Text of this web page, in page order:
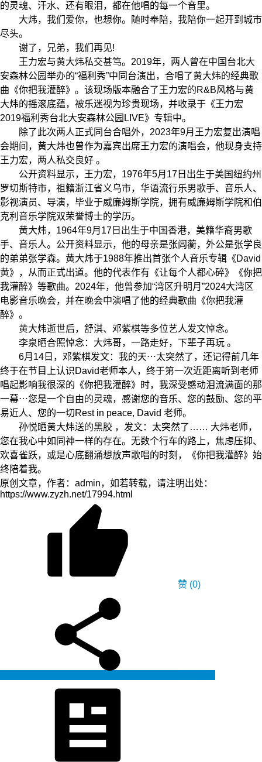
的灵魂、汗水、还有眼泪，都在他唱的每一个音里。
大炜，我们爱你，也想你。随时奉陪，我陪你一起开到城市
尽头。
谢了，兄弟，我们再见!
王力宏与黄大炜私交甚笃。2019年，两人曾在中国台北大
安森林公园举办的“福利秀”中同台演出，合唱了黄大炜的经典歌
曲《你把我灌醉》。该现场版本融合了王力宏的R&B风格与黄
大炜的摇滚底蕴，被乐迷视为珍贵现场，并收录于《王力宏
2019福利秀台北大安森林公园LIVE》专辑中。
除了此次两人正式同台合唱外，2023年9月王力宏复出演唱
会期间，黄大炜也曾作为嘉宾出席王力宏的演唱会，他现身支持
王力宏，两人私交良好 。
公开资料显示，王力宏，1976年5月17日出生于美国纽约州
罗切斯特市，祖籍浙江省义乌市，华语流行乐男歌手、音乐人、
影视演员、导演，毕业于威廉姆斯学院，拥有威廉姆斯学院和伯
克利音乐学院双荣誉博士的学历。
黄大炜，1964年9月17日出生于中国香港，美籍华裔男歌
手、音乐人。公开资料显示，他的母亲是张闾蘅，外公是张学良
的弟弟张学森。黄大炜于1988年推出首张个人音乐专辑《David
黄》，从而正式出道。他的代表作有《让每个人都心碎》《你把
我灌醉》等歌曲。2024年，他曾参加“湾区升明月”2024大湾区
电影音乐晚会，并在晚会中演唱了他的经典歌曲《你把我灌
醉》。
黄大炜逝世后，舒淇、邓紫棋等多位艺人发文悼念。
李泉晒合照悼念：大炜哥，一路走好，下辈子再玩 。
6月14日，邓紫棋发文：我的天⋯太突然了，还记得前几年
终于在节目上认识David老师本人，终于第一次近距离听到老师
唱起影响我很深的《你把我灌醉》时，我深受感动泪流满面的那
一幕⋯您是一个自由的灵魂，感谢您的音乐、您的鼓励、您的平
易近人、您的一切Rest in peace, David 老师。
孙悦晒黄大炜送的黑胶 ，发文：太突然了…… 大炜老师，
您在我心中如同神一样的存在。无数个行车的路上，焦虑压抑、
欢喜雀跃，或是心底翻涌想放声歌唱的时刻，《你把我灌醉》始
终陪着我。
原创文章，作者：admin，如若转载，请注明出处：
https://www.zyzh.net/17994.html
赞 (0)